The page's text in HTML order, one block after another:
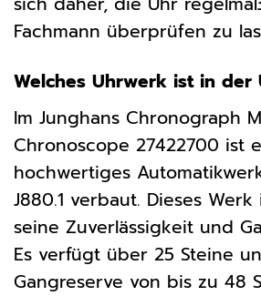
Fachmann überprüfen zu
Welches Uhrwerk ist in der
Im Junghans Chronograph
Chronoscope 27422700 ist
hochwertiges
J880.1 verbaut. Dieses
seine Zuverlässigkeit und
Es verfügt über 25 Steine
Gangreserve von bis zu 48